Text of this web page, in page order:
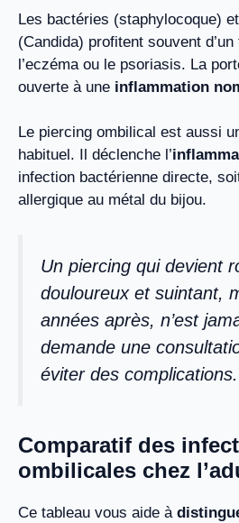
Les bactéries (staphylocoque)
(Candida) profitent souvent
l’eczéma ou le psoriasis. La
ouverte à une inflammation
Le piercing ombilical est aussi
habituel. Il déclenche l’
infection bactérienne directe,
allergique au métal du bijou.
Un piercing qui devient
douloureux et suintant,
années après, n’est
demande une
éviter des complications.
Comparatif des
ombilicales chez
Ce tableau vous aide à